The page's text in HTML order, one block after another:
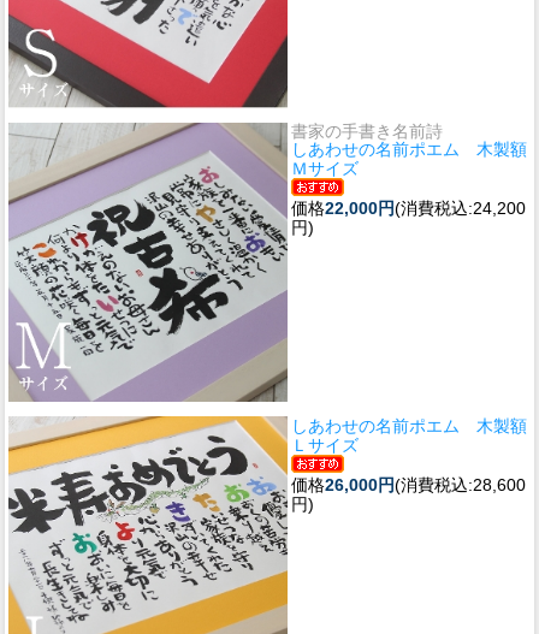
書家の手書き名前詩
しあわせの名前ポエム 木製額
Ｍサイズ
価格22,000円(消費税込:24,200
円)
しあわせの名前ポエム 木製額
Ｌサイズ
価格26,000円(消費税込:28,600
円)